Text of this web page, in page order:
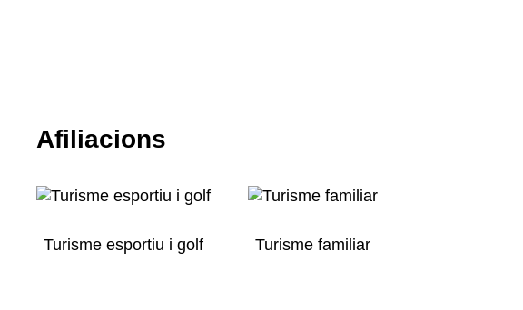
Afiliacions
Turisme esportiu i golf Turisme familiar